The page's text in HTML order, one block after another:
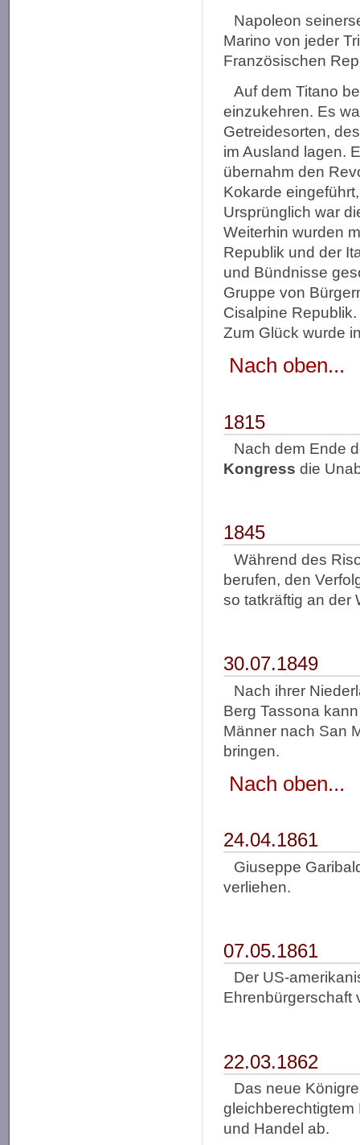
Napoleon
Marino von jeder
Französischen
Auf dem Titano
einzukehren. Es
Getreidesorten,
im Ausland lagen.
übernahm den
Kokarde
Ursprünglich war
Weiterhin wurden
Republik und der
und Bündnisse
Gruppe von
Cisalpine Republik.
Zum Glück wurde
Nach oben...
1815
Nach dem Ende
Kongress die
1845
Während des
berufen, den
so tatkräftig an der
30.07.1849
Nach ihrer
Berg Tassona
Männer nach San
bringen.
Nach oben...
24.04.1861
Giuseppe
verliehen.
07.05.1861
Der US-
Ehrenbürgerschaft
22.03.1862
Das neue
gleichberechtigtem
und Handel ab.